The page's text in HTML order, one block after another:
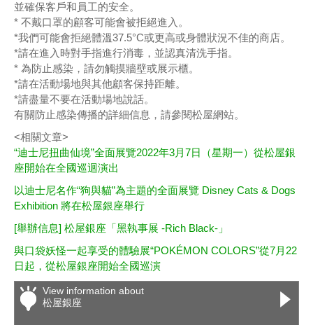
並確保客戶和員工的安全。
* 不戴口罩的顧客可能會被拒絕進入。
*我們可能會拒絕體溫37.5°C或更高或身體狀況不佳的商店。
*請在進入時對手指進行消毒，並認真清洗手指。
* 為防止感染，請勿觸摸牆壁或展示櫃。
*請在活動場地與其他顧客保持距離。
*請盡量不要在活動場地說話。
有關防止感染傳播的詳細信息，請參閱松屋網站。
<相關文章>
“迪士尼扭曲仙境”全面展覽2022年3月7日（星期一）從松屋銀
座開始在全國巡迴演出
以迪士尼名作“狗與貓”為主題的全面展覽 Disney Cats & Dogs
Exhibition 將在松屋銀座舉行
[舉辦信息] 松屋銀座「黑執事展 -Rich Black-」
與口袋妖怪一起享受的體驗展“POKÉMON COLORS”從7月22
日起，從松屋銀座開始全國巡演
View information about
松屋銀座